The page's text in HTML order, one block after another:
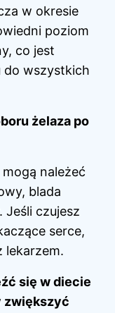
w okresie
poziom
co jest
do wszystkich
żelaza po
należeć
blada
Jeśli czujesz
serce,
lekarzem.
się w diecie
zwiększyć